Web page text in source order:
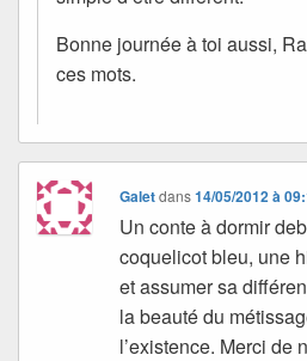
Bonne journée à toi aussi,
ces mots.
Galetdans14/05/2012 à
Un conte à dormir
coquelicot bleu, une
et assumer sa
la beauté du
l’existence. Merci de